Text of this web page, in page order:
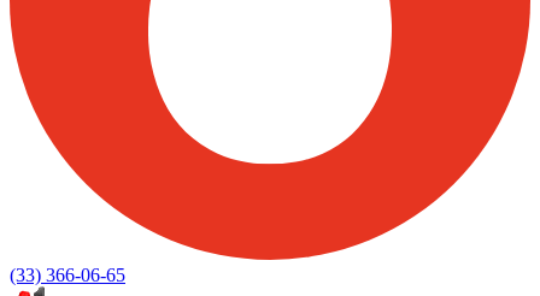
(33) 366-06-65